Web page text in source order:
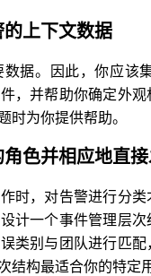
上下文数据
据。因此，你应该
，并帮助你确定外
时为你提供帮助。
色并相应地直
时，对告警进行分
计一个事件管理层
类别与团队进行匹
结构最适合你的特定